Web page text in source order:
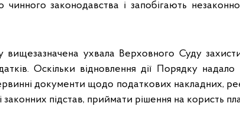
чинного законодавства і запобігають
ухвала Верховного Суду
Оскільки відновлення дії Порядку надало
документи щодо податкових накладних,
законних підстав, приймати рішення на користь